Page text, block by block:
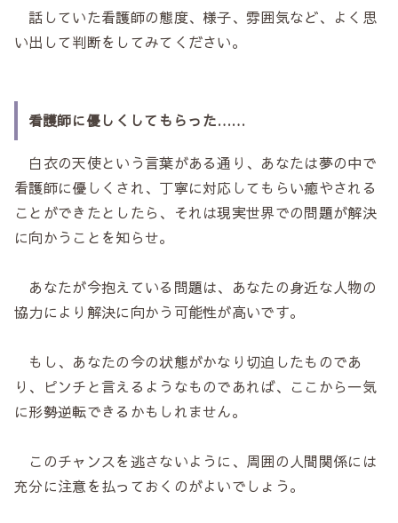
話していた看護師の態度、様子、雰囲気など、よく思
い出して判断をしてみてください。
看護師に優しくしてもらった……
白衣の天使という言葉がある通り、あなたは夢の中で
看護師に優しくされ、丁寧に対応してもらい癒やされる
ことができたとしたら、それは現実世界での問題が解決
に向かうことを知らせ。
あなたが今抱えている問題は、あなたの身近な人物の
協力により解決に向かう可能性が高いです。
もし、あなたの今の状態がかなり切迫したものであ
り、ピンチと言えるようなものであれば、ここから一気
に形勢逆転できるかもしれません。
このチャンスを逃さないように、周囲の人間関係には
充分に注意を払っておくのがよいでしょう。